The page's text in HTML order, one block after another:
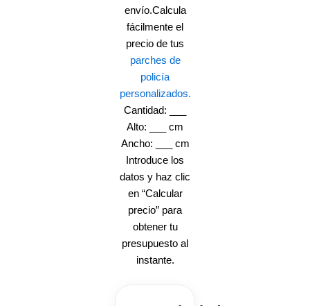
envío.Calcula
fácilmente el
precio de tus
parches de
policía
personalizados.
Cantidad: ___
Alto: ___ cm
Ancho: ___ cm
Introduce los
datos y haz clic
en “Calcular
precio” para
obtener tu
presupuesto al
instante.